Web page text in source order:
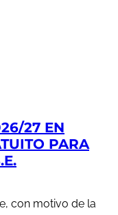
27 EN
PARA
con motivo de la